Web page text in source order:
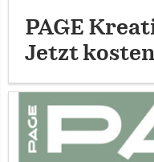
PAGE
Jetzt